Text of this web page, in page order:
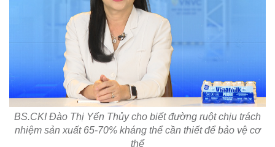
BS.CKI Đào Thị Yến Thủy cho biết đường ruột chịu trách
nhiệm sản xuất 65-70% kháng thể cần thiết để bảo vệ cơ
thể